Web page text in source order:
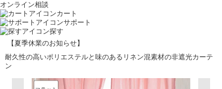
オンライン相談
カート
サポート
探す
【夏季休業のお知らせ】
耐久性の高いポリエステルと味のあるリネン混素材の非遮光カーテ
ン